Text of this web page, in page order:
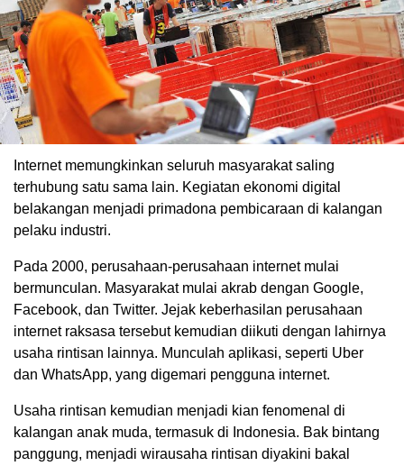
Internet memungkinkan seluruh masyarakat saling
terhubung satu sama lain. Kegiatan ekonomi digital
belakangan menjadi primadona pembicaraan di kalangan
pelaku industri.
Pada 2000, perusahaan-perusahaan internet mulai
bermunculan. Masyarakat mulai akrab dengan Google,
Facebook, dan Twitter. Jejak keberhasilan perusahaan
internet raksasa tersebut kemudian diikuti dengan lahirnya
usaha rintisan lainnya. Munculah aplikasi, seperti Uber
dan WhatsApp, yang digemari pengguna internet.
Usaha rintisan kemudian menjadi kian fenomenal di
kalangan anak muda, termasuk di Indonesia. Bak bintang
panggung, menjadi wirausaha rintisan diyakini bakal